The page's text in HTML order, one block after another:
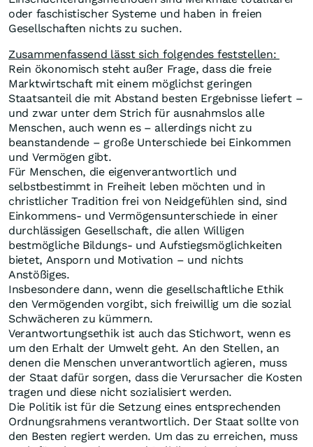
oder faschistischer Systeme und haben in freien
Gesellschaften nichts zu suchen.
Zusammenfassend lässt sich folgendes feststellen:
Rein ökonomisch steht außer Frage, dass die freie
Marktwirtschaft mit einem möglichst geringen
Staatsanteil die mit Abstand besten Ergebnisse liefert –
und zwar unter dem Strich für ausnahmslos alle
Menschen, auch wenn es – allerdings nicht zu
beanstandende – große Unterschiede bei Einkommen
und Vermögen gibt.
Für Menschen, die eigenverantwortlich und
selbstbestimmt in Freiheit leben möchten und in
christlicher Tradition frei von Neidgefühlen sind, sind
Einkommens- und Vermögensunterschiede in einer
durchlässigen Gesellschaft, die allen Willigen
bestmögliche Bildungs- und Aufstiegsmöglichkeiten
bietet, Ansporn und Motivation – und nichts
Anstößiges.
Insbesondere dann, wenn die gesellschaftliche Ethik
den Vermögenden vorgibt, sich freiwillig um die sozial
Schwächeren zu kümmern.
Verantwortungsethik ist auch das Stichwort, wenn es
um den Erhalt der Umwelt geht. An den Stellen, an
denen die Menschen unverantwortlich agieren, muss
der Staat dafür sorgen, dass die Verursacher die Kosten
tragen und diese nicht sozialisiert werden.
Die Politik ist für die Setzung eines entsprechenden
Ordnungsrahmens verantwortlich. Der Staat sollte von
den Besten regiert werden. Um das zu erreichen, muss